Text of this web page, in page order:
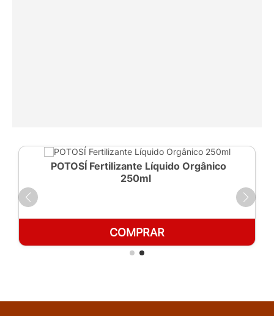
POTOSÍ Fertilizante Líquido Orgânico
250ml
COMPRAR